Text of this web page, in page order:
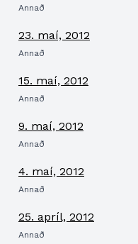
Annað
23. maí, 2012
Annað
15. maí, 2012
Annað
9. maí, 2012
Annað
4. maí, 2012
Annað
25. apríl, 2012
Annað